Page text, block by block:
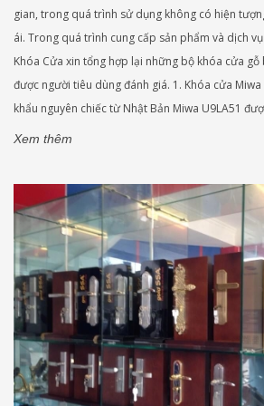
gian, trong quá trình sử dụng không có hiện
ái. Trong quá trình cung cấp sản phẩm và dịch
Khóa Cửa xin tổng hợp lại những bộ khóa cửa
được người tiêu dùng đánh giá. 1. Khóa cửa
khẩu nguyên chiếc từ Nhật Bản Miwa U9LA51
Xem thêm